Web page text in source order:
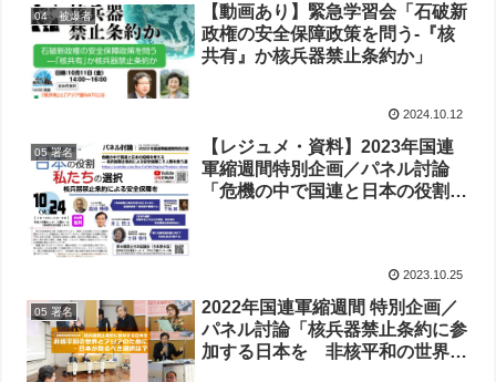
04 被爆者
【動画あり】緊急学習会「石破新
政権の安全保障政策を問う-『核
共有』か核兵器禁止条約か」
2024.10.12
05 署名
【レジュメ・資料】2023年国連
軍縮週間特別企画／パネル討論
「危機の中で国連と日本の役割を
2023.10.25
05 署名
2022年国連軍縮週間 特別企画／
パネル討論「核兵器禁止条約に参
加する日本を 非核平和の世界と